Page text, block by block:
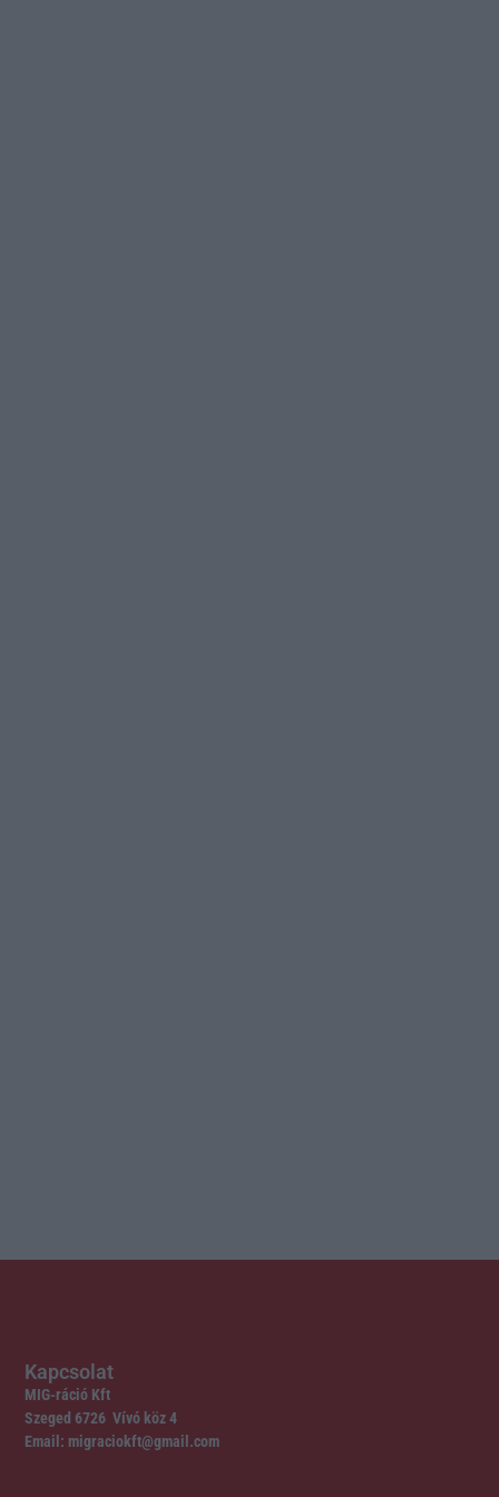
Kapcsolat
MIG-ráció Kft
Szeged 6726 Vívó köz 4
Email: migraciokft@gmail.com